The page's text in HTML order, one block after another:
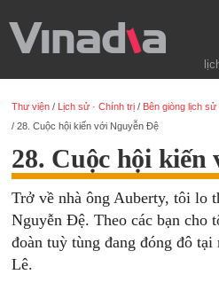
Thư viện / Lịch sử · Chính trị / Bên giòng lịch
/28. Cuộc hội kiến với Nguyễn Đệ
28. Cuộc hội kiến
Trở về nhà ông Auberty, tôi lo
Nguyễn Đệ. Theo các bạn cho
đoàn tuỳ tùng đang đóng đô
Lê.